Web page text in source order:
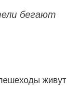
бегают
живут